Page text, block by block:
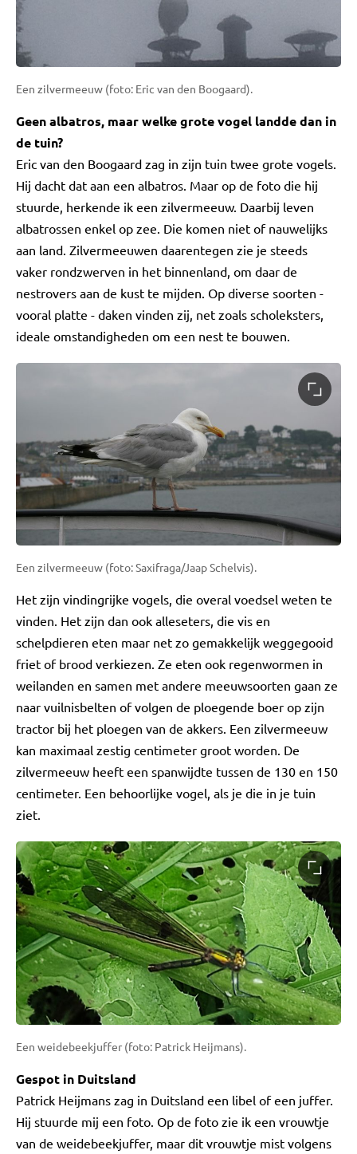
Een zilvermeeuw (foto: Eric van den Boogaard).
Geen albatros, maar welke grote vogel landde dan in
de tuin?
Eric van den Boogaard zag in zijn tuin twee grote vogels.
Hij dacht dat aan een albatros. Maar op de foto die hij
stuurde, herkende ik een zilvermeeuw. Daarbij leven
albatrossen enkel op zee. Die komen niet of nauwelijks
aan land. Zilvermeeuwen daarentegen zie je steeds
vaker rondzwerven in het binnenland, om daar de
nestrovers aan de kust te mijden. Op diverse soorten -
vooral platte - daken vinden zij, net zoals scholeksters,
ideale omstandigheden om een nest te bouwen.
Een zilvermeeuw (foto: Saxifraga/Jaap Schelvis).
Het zijn vindingrijke vogels, die overal voedsel weten te
vinden. Het zijn dan ook alleseters, die vis en
schelpdieren eten maar net zo gemakkelijk weggegooid
friet of brood verkiezen. Ze eten ook regenwormen in
weilanden en samen met andere meeuwsoorten gaan ze
naar vuilnisbelten of volgen de ploegende boer op zijn
tractor bij het ploegen van de akkers. Een zilvermeeuw
kan maximaal zestig centimeter groot worden. De
zilvermeeuw heeft een spanwijdte tussen de 130 en 150
centimeter. Een behoorlijke vogel, als je die in je tuin
ziet.
Een weidebeekjuffer (foto: Patrick Heijmans).
Gespot in Duitsland
Patrick Heijmans zag in Duitsland een libel of een juffer.
Hij stuurde mij een foto. Op de foto zie ik een vrouwtje
van de weidebeekjuffer, maar dit vrouwtje mist volgens